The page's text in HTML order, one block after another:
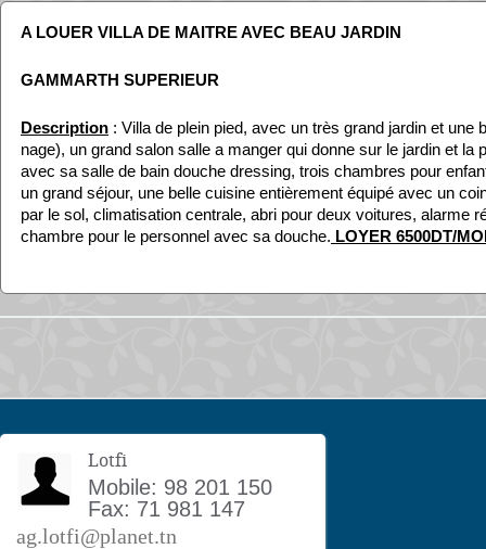
A LOUER VILLA DE MAITRE AVEC BEAU JARDIN
GAMMARTH SUPERIEUR
Description : Villa de plein pied, avec un très grand jardin et une
nage), un grand salon salle a manger qui donne sur le jardin et la
avec sa salle de bain douche dressing, trois chambres pour
un grand séjour, une belle cuisine entièrement équipé avec un
par le sol, climatisation centrale, abri pour deux voitures, alarme
chambre pour le personnel avec sa douche. LOYER 6500DT/
Lotfi
Mobile: 98 201 150
Fax: 71 981 147
ag.lotfi@planet.tn